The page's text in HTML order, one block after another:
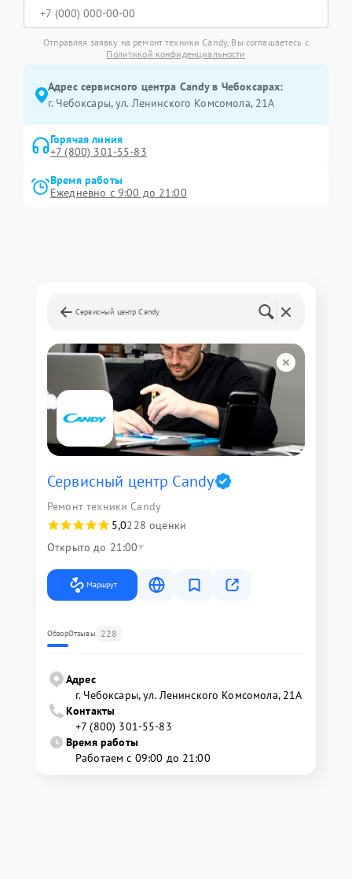
Отправляя заявку на ремонт техники Candy, Вы соглашаетесь с
Политикой конфиденциальности
Адрес сервисного центра Candy в Чебоксарах:
г. Чебоксары, ул. Ленинского Комсомола, 21А
Горячая линия
+7 (800) 301-55-83
Время работы
Ежедневно с 9:00 до 21:00
Сервисный центр Candy
Сервисный центр Candy
Ремонт техники Candy
5,0228 оценки
Открыто до 21:00
Маршрут
ОбзорОтзывы 228
Адрес
г. Чебоксары, ул. Ленинского Комсомола, 21А
Контакты
+7 (800) 301-55-83
Время работы
Работаем с 09:00 до 21:00